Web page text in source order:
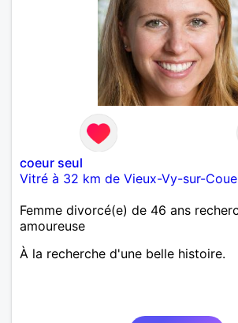
coeur seul
Vitré à 32 km de Vieux-Vy-sur-
Femme divorcé(e) de 46 ans
amoureuse
À la recherche d'une belle histoire.